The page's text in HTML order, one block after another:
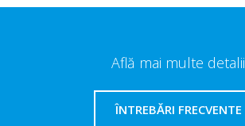
Află mai multe detalii
ÎNTREBĂRI FRECVENTE